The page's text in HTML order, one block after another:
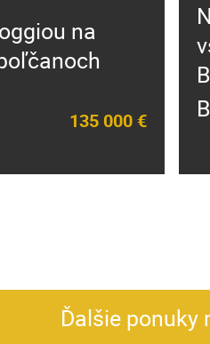
na
135 000 €
Ďalšie ponuky